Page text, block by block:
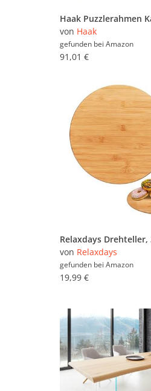
von Haak
gefunden bei Amazon
91,01 €
von Relaxdays
gefunden bei Amazon
19,99 €